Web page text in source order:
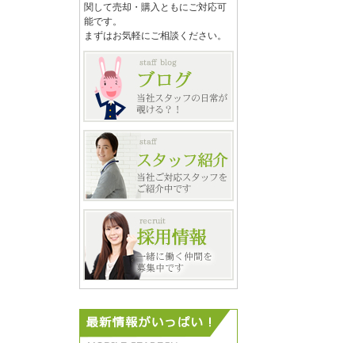
関して売却・購入ともにご対応可
能です。
まずはお気軽にご相談ください。